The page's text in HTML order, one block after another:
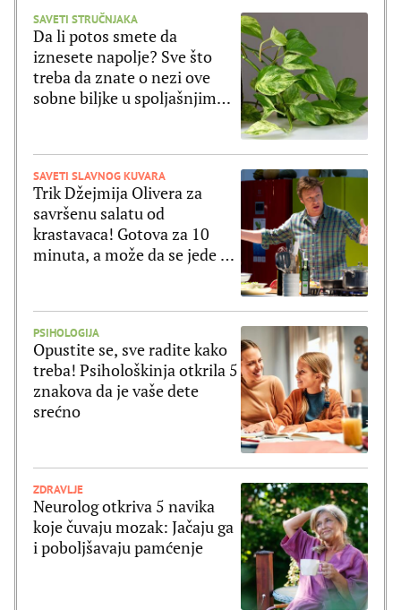
SAVETI STRUČNJAKA
Da li potos smete da
iznesete napolje? Sve što
treba da znate o nezi ove
sobne biljke u spoljašnjim
SAVETI SLAVNOG KUVARA
Trik Džejmija Olivera za
savršenu salatu od
krastavaca! Gotova za 10
minuta, a može da se jede uz
PSIHOLOGIJA
Opustite se, sve radite kako
treba! Psihološkinja otkrila 5
znakova da je vaše dete
srećno
ZDRAVLJE
Neurolog otkriva 5 navika
koje čuvaju mozak: Jačaju ga
i poboljšavaju pamćenje